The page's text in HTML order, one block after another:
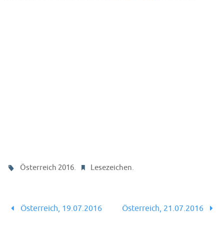
Österreich 2016. Lesezeichen.
Österreich, 19.07.2016 Österreich, 21.07.2016